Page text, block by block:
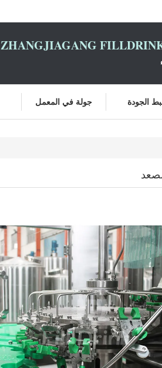
ZHANGJIAGANG
جولة في المعمل الجودة